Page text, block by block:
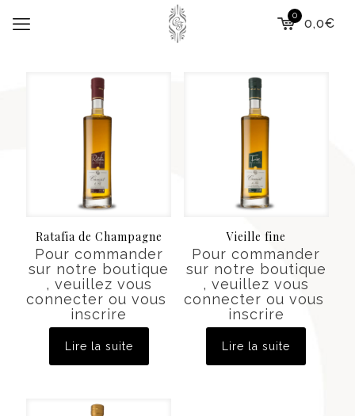
0
0,0€
Ratafia de Champagne
Pour commander
sur notre boutique
, veuillez vous
connecter ou vous
inscrire
Lire la suite
Vieille fine
Pour commander
sur notre boutique
, veuillez vous
connecter ou vous
inscrire
Lire la suite